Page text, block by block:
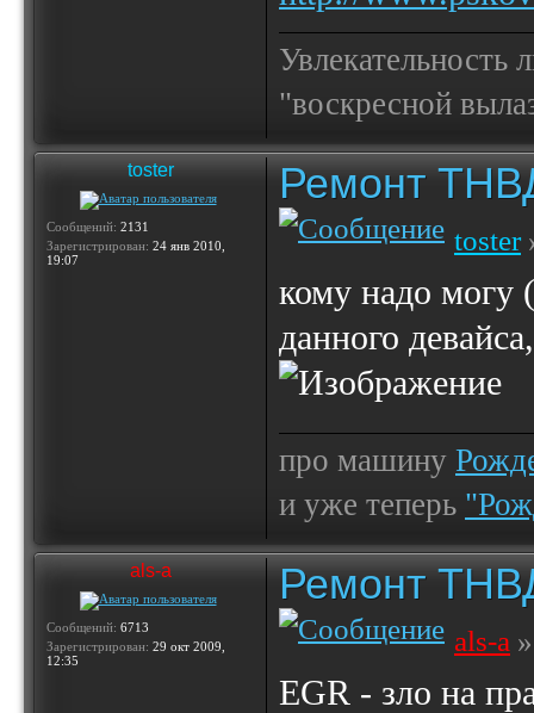
Увлекательность
"воскресной
toster
Сообщений: 2131
Зарегистрирован: 24 янв 2010,
19:07
Ремонт
toster
кому надо могу
данного
про машину
и уже теперь
als-a
Сообщений: 6713
Зарегистрирован: 29 окт 2009,
12:35
Ремонт
als-a
EGR - зло на